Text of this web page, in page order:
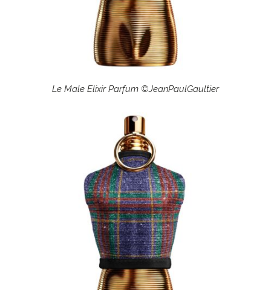
Le Male Elixir Parfum ©JeanPaulGaultier